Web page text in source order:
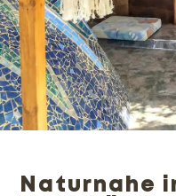
Naturnahe